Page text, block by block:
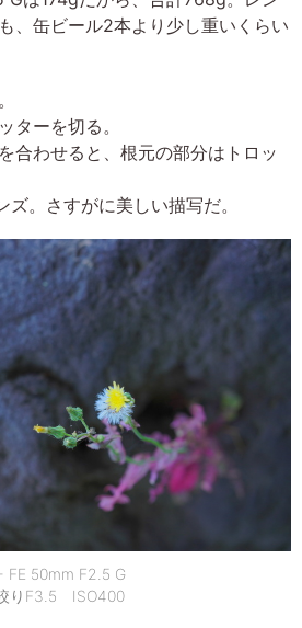
、缶ビール2本より少し重いくらい
ターを切る。
合わせると、根元の部分はトロッ
。さすがに美しい描写だ。
50mm F2.5 G
りF3.5 ISO400